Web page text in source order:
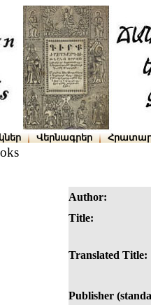
Վերնագրեր
Author:
Title:
Translated Title:
Publisher